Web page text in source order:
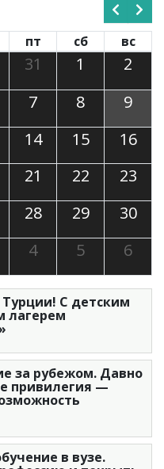
пт сб вс
31 1
2
7 8
9
14 15
16
21 22
23
28 29
30
4 5 6
Турции! С детским
лагерем
за рубежом. Давно
привилегия —
в вузе.